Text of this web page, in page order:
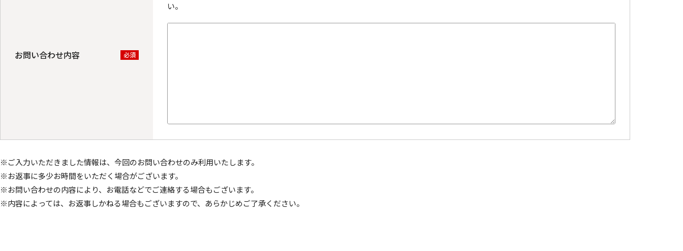
お問い合わせ内容 必須
い。
※ご入力いただきました情報は、今回のお問い合わせのみ利用いたします。
※お返事に多少お時間をいただく場合がございます。
※お問い合わせの内容により、お電話などでご連絡する場合もございます。
※内容によっては、お返事しかねる場合もございますので、あらかじめご了承ください。